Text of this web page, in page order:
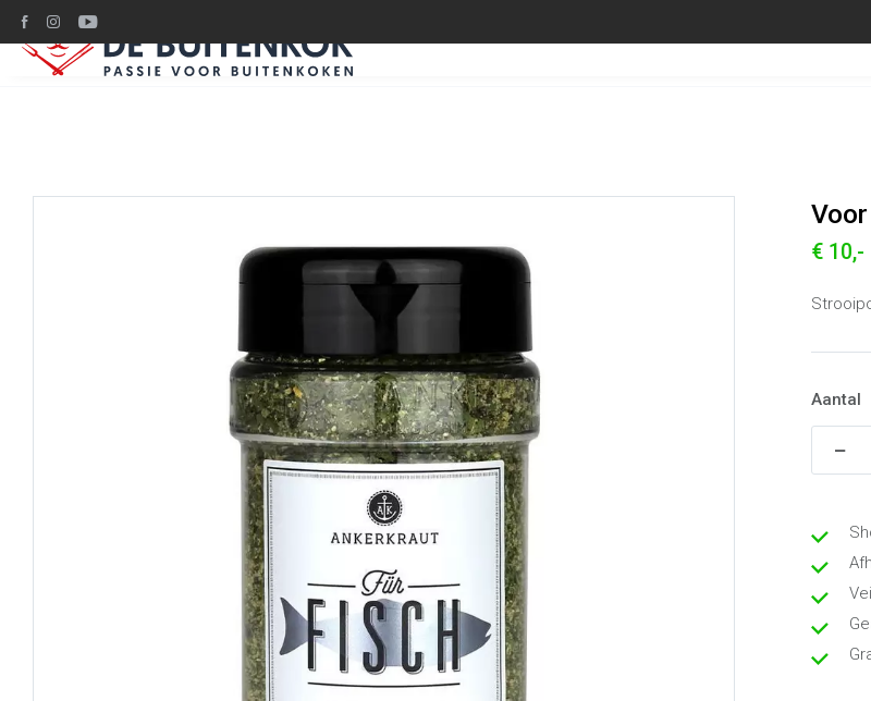
€ 10,-
Aantal